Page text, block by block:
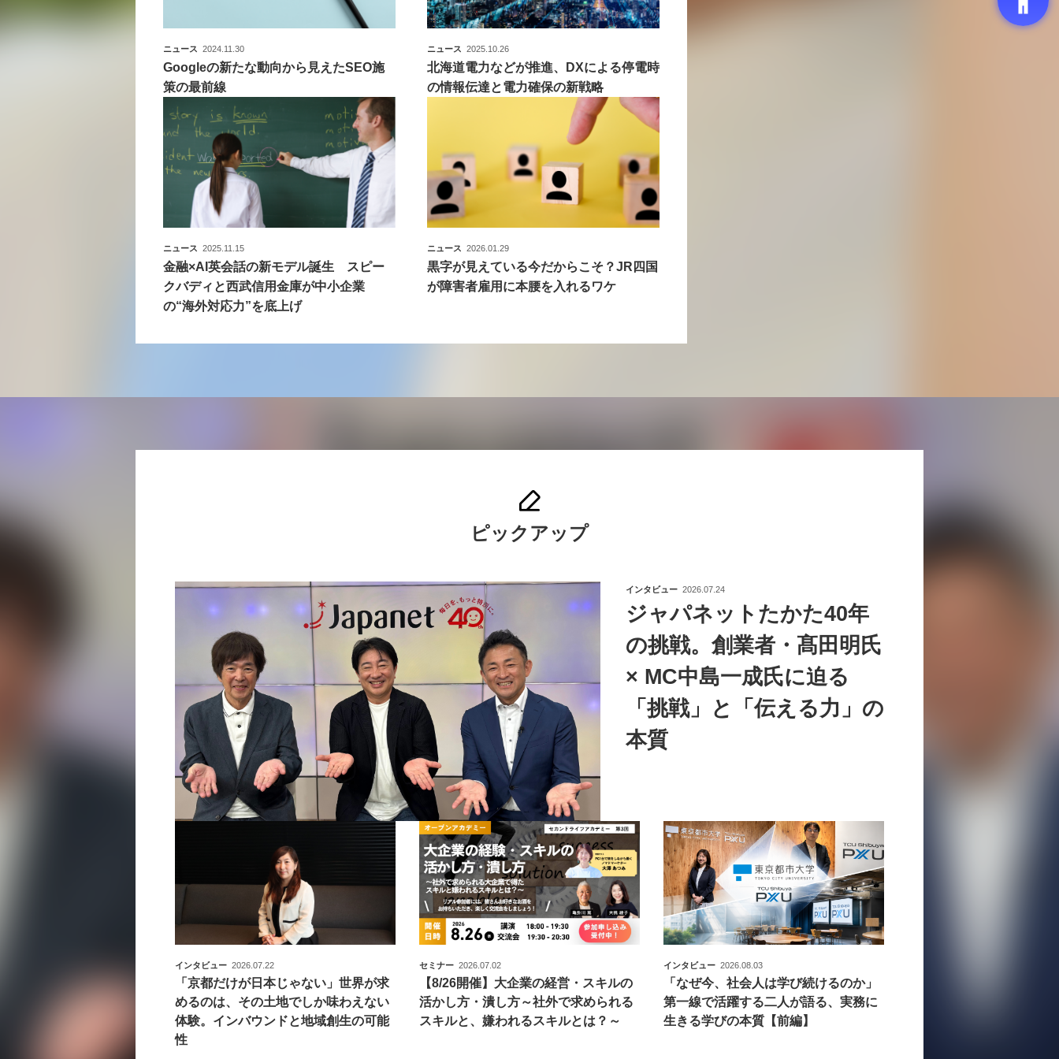
ニュース 2024.11.30
Googleの新たな動向から見えたSEO施
策の最前線
ニュース 2025.10.26
北海道電力などが推進、DXによる停電時
の情報伝達と電力確保の新戦略
ニュース 2025.11.15
金融×AI英会話の新モデル誕生 スピー
クバディと西武信用金庫が中小企業
の“海外対応力”を底上げ
ニュース 2026.01.29
黒字が見えている今だからこそ？JR四国
が障害者雇用に本腰を入れるワケ
ピックアップ
インタビュー 2026.07.24
ジャパネットたかた40年
の挑戦。創業者・髙田明氏
× MC中島一成氏に迫る
「挑戦」と「伝える力」の
本質
インタビュー 2026.07.22
「京都だけが日本じゃない」世界が求
めるのは、その土地でしか味わえない
体験。インバウンドと地域創生の可能
性
セミナー 2026.07.02
【8/26開催】大企業の経営・スキルの
活かし方・潰し方～社外で求められる
スキルと、嫌われるスキルとは？～
インタビュー 2026.08.03
「なぜ今、社会人は学び続けるのか」
第一線で活躍する二人が語る、実務に
生きる学びの本質【前編】